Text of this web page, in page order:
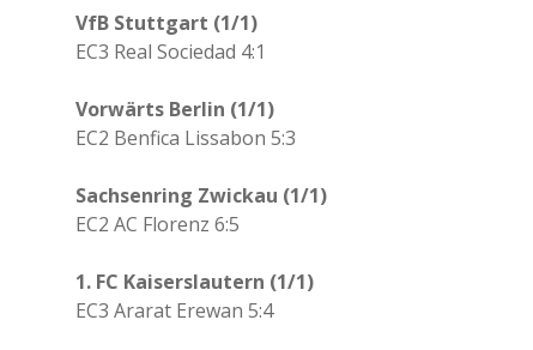
VfB Stuttgart (1/1)
EC3 Real Sociedad 4:1
Vorwärts Berlin (1/1)
EC2 Benfica Lissabon 5:3
Sachsenring Zwickau (1/1)
EC2 AC Florenz 6:5
1. FC Kaiserslautern (1/1)
EC3 Ararat Erewan 5:4